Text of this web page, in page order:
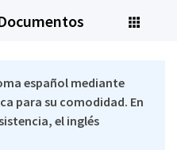
español mediante
para su comodidad. En
el inglés